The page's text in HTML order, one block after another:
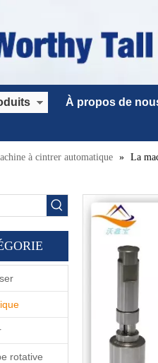
À propos de
à cintrer automatique » La
rotative